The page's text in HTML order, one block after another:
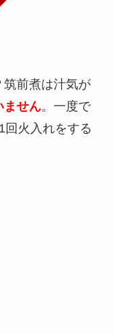
前煮は汁気が
ません。一度で
回火入れをする